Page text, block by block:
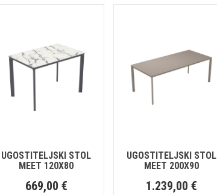
UGOSTITELJSKI STOL
MEET 120X80
669,00 €
UGOSTITELJSKI STOL
MEET 200X90
1.239,00 €